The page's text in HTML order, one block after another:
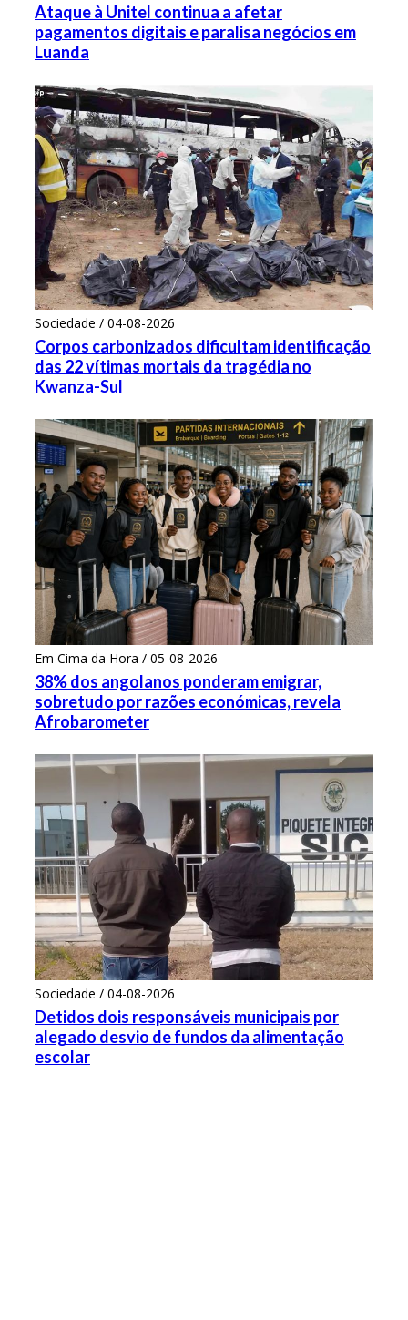
Ataque à Unitel continua a afetar
pagamentos digitais e paralisa negócios em
Luanda
Sociedade / 04-08-2026
Corpos carbonizados dificultam identificação
das 22 vítimas mortais da tragédia no
Kwanza-Sul
Em Cima da Hora / 05-08-2026
38% dos angolanos ponderam emigrar,
sobretudo por razões económicas, revela
Afrobarometer
Sociedade / 04-08-2026
Detidos dois responsáveis municipais por
alegado desvio de fundos da alimentação
escolar